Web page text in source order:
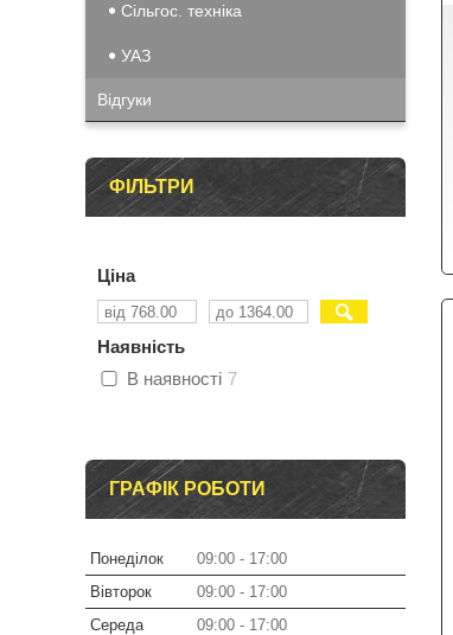
Сільгос. техніка
УАЗ
Відгуки
ФІЛЬТРИ
Ціна
Наявність
В наявності 7
ГРАФІК РОБОТИ
Понеділок 09:00
17:00
Вівторок
09:00
17:00
Середа
09:00
17:00